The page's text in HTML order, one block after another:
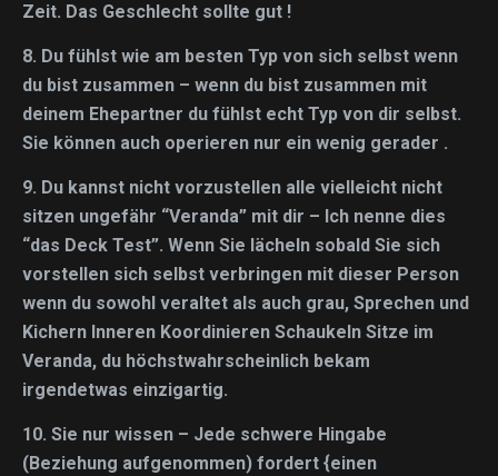
Zeit. Das Geschlecht sollte gut !
8. Du fühlst wie am besten Typ von sich selbst wenn
du bist zusammen – wenn du bist zusammen mit
deinem Ehepartner du fühlst echt Typ von dir selbst.
Sie können auch operieren nur ein wenig gerader .
9. Du kannst nicht vorzustellen alle vielleicht nicht
sitzen ungefähr “Veranda” mit dir – Ich nenne dies
“das Deck Test”. Wenn Sie lächeln sobald Sie sich
vorstellen sich selbst verbringen mit dieser Person
wenn du sowohl veraltet als auch grau, Sprechen und
Kichern Inneren Koordinieren Schaukeln Sitze im
Veranda, du höchstwahrscheinlich bekam
irgendetwas einzigartig.
10. Sie nur wissen – Jede schwere Hingabe
(Beziehung aufgenommen) fordert {einen